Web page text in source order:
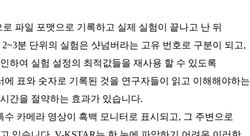
파일 포맷으로 기록하고 실제 실험이 끝나고 난 뒤
분 단위의 실험은 샷넘버라는 고유 번호로 구분이 되고,
하여 실험 설정의 최적값들을 재사용 할 수 있도록
표와 숫자로 기록된 것을 연구자들이 읽고 이해해야하는
간을 절약하는 효과가 있습니다.
카메라 영상이 흑백 모니터로 표시되고, 그 주변으로